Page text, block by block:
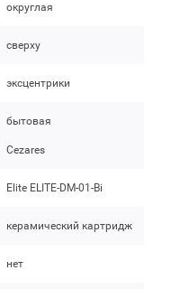
округлая
сверху
эксцентрики
бытовая
Cezares
Elite ELITE-DM-01-Bi
керамический картридж
нет